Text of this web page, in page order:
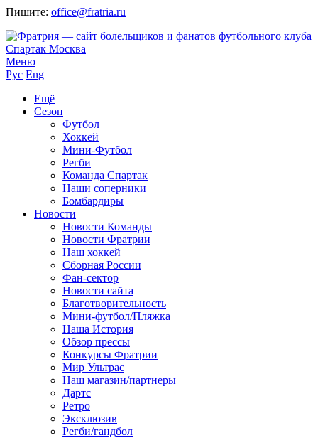
Пишите: office@fratria.ru
Меню
Рус Eng
Ещё
Сезон
Футбол
Хоккей
Мини-Футбол
Регби
Команда Спартак
Наши соперники
Бомбардиры
Новости
Новости Команды
Новости Фратрии
Наш хоккей
Сборная России
Фан-cектор
Новости сайта
Благотворительность
Мини-футбол/Пляжка
Наша История
Обзор прессы
Конкурсы Фратрии
Мир Ультрас
Наш магазин/партнеры
Дартс
Ретро
Эксклюзив
Регби/гандбол